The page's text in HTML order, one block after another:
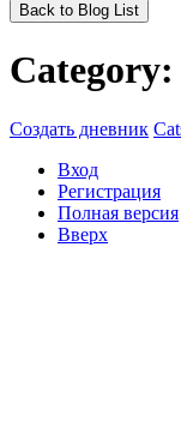
Back to Blog List
Category:
Создать дневник
Вход
Регистрация
Полная версия
Вверх